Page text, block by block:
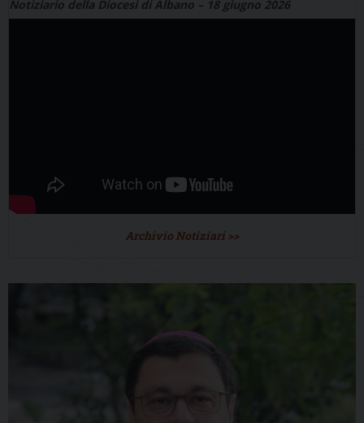
Notiziario della Diocesi di Albano – 18 giugno 2026
Archivio Notiziari >>